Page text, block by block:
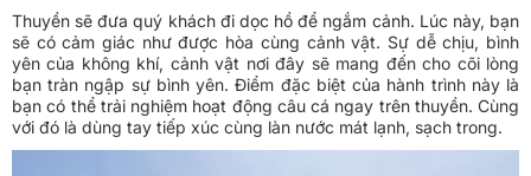
Thuyền sẽ đưa quý khách đi dọc hồ để ngắm cảnh. Lúc này, bạn
sẽ có cảm giác như được hòa cùng cảnh vật. Sự dễ chịu, bình
yên của không khí, cảnh vật nơi đây sẽ mang đến cho cõi lòng
bạn tràn ngập sự bình yên. Điểm đặc biệt của hành trình này là
bạn có thể trải nghiệm hoạt động câu cá ngay trên thuyền. Cùng
với đó là dùng tay tiếp xúc cùng làn nước mát lạnh, sạch trong.